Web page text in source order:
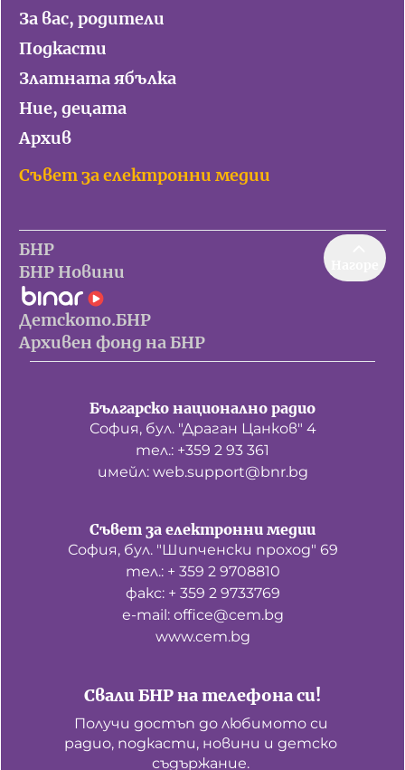
За вас, родители
Подкасти
Златната ябълка
Ние, децата
Архив
Съвет за електронни медии
БНР
БНР Новини
Детското.БНР
Архивен фонд на БНР
Българско национално радио
София, бул. "Драган Цанков" 4
тел.: +359 2 93 361
имейл: web.support@bnr.bg
Свали БНР на телефона си!
Получи достъп до любимото си
радио, подкасти, новини и детско
съдържание.
Съвет за електронни медии
София, бул. "Шипченски проход" 69
тел.: + 359 2 9708810
факс: + 359 2 9733769
е-mail: office@cem.bg
www.cem.bg